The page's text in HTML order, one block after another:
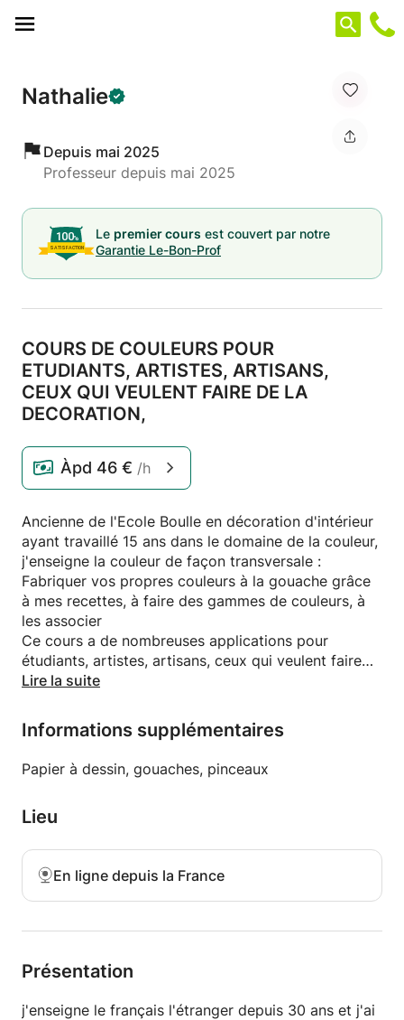
Nathalie
Depuis mai 2025
Professeur depuis mai 2025
Le premier cours est couvert par notre
Garantie Le-Bon-Prof
COURS DE COULEURS POUR
ETUDIANTS, ARTISTES, ARTISANS,
CEUX QUI VEULENT FAIRE DE LA
DECORATION,
Àpd 46 € /h
Ancienne de l'Ecole Boulle en décoration d'intérieur
ayant travaillé 15 ans dans le domaine de la couleur,
j'enseigne la couleur de façon transversale :
Fabriquer vos propres couleurs à la gouache grâce
à mes recettes, à faire des gammes de couleurs, à
les associer
Ce cours a de nombreuses applications pour
étudiants, artistes, artisans, ceux qui veulent faire
de la décoration.
symbolique dans tous les domaines..Histoire de
l'Art, de la Haute Couture, du Design..
Lire la suite
Informations supplémentaires
Papier à dessin, gouaches, pinceaux
Lieu
En ligne depuis la France
Présentation
j'enseigne le français l'étranger depuis 30 ans et j'ai